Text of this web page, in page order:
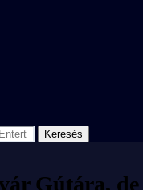
Keresés
Gútára,